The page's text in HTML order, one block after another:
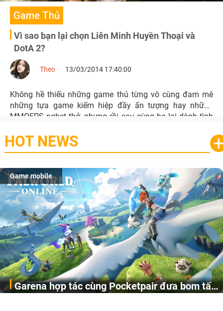
Game Thủ
Vì sao bạn lại chọn Liên Minh Huyền Thoại và
DotA 2?
Theo 13/03/2014 17:40:00
Không hề thiếu những game thủ từng vô cùng đam mê
những tựa game kiếm hiệp đầy ấn tượng hay những
MMOFPS nghẹt thở, nhưng rồi sau cùng họ lại dành tình
thời điểm hiện tại.
HOT NEWS
Game mobile
Garena hợp tác cùng Pocketpair đưa bom tấn